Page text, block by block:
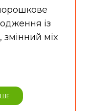
із
змінний міх